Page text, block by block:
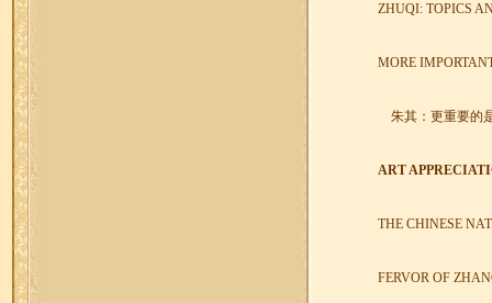
ZHUQI: TOPICS
MORE
朱其：更重要的
ART
THE CHINESE
FERVOR OF